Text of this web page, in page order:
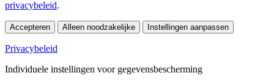
privacybeleid.
Accepteren Alleen noodzakelijke Instellingen aanpassen
Privacybeleid
Individuele instellingen voor gegevensbescherming